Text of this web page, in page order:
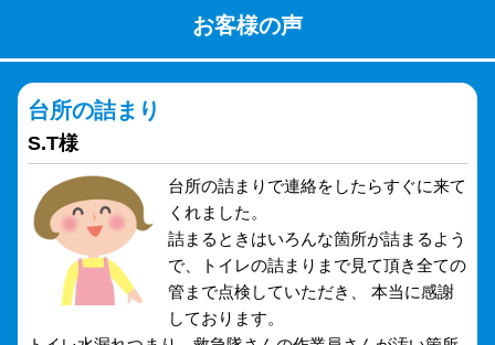
お客様の声
台所の詰まり
S.T様
台所の詰まりで連絡をしたらすぐに来て
くれました。
詰まるときはいろんな箇所が詰まるよう
で、トイレの詰まりまで見て頂き全ての
管まで点検していただき、 本当に感謝
しております。